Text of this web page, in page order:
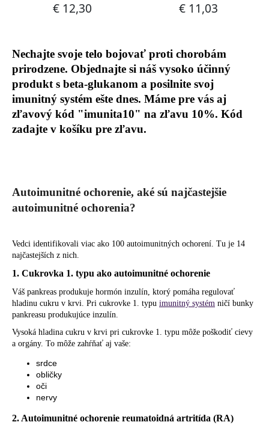
Nechajte svoje telo bojovať proti chorobám
prirodzene. Objednajte si náš vysoko účinný
produkt s beta-glukanom a posilnite svoj
imunitný systém ešte dnes. Máme pre vás aj
zľavový kód "imunita10" na zľavu 10%. Kód
zadajte v košíku pre zľavu.
Autoimunitné ochorenie, aké sú najčastejšie
autoimunitné ochorenia?
Vedci identifikovali viac ako 100 autoimunitných ochorení. Tu je 14
najčastejších z nich.
1. Cukrovka 1. typu ako autoimunitné ochorenie
Váš pankreas produkuje hormón inzulín, ktorý pomáha regulovať
hladinu cukru v krvi. Pri cukrovke 1. typu imunitný systém ničí bunky
pankreasu produkujúce inzulín.
Vysoká hladina cukru v krvi pri cukrovke 1. typu môže poškodiť cievy
a orgány. To môže zahŕňať aj vaše:
srdce
obličky
oči
nervy
2. Autoimunitné ochorenie reumatoidná artritída (RA)